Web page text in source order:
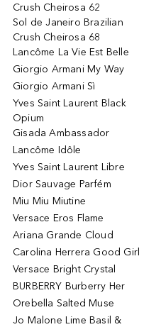
Crush Cheirosa 62
Sol de Janeiro Brazilian
Crush Cheirosa 68
Lancôme La Vie Est Belle
Giorgio Armani My Way
Giorgio Armani Sì
Yves Saint Laurent Black
Opium
Gisada Ambassador
Lancôme Idôle
Yves Saint Laurent Libre
Dior Sauvage Parfém
Miu Miu Miutine
Versace Eros Flame
Ariana Grande Cloud
Carolina Herrera Good Girl
Versace Bright Crystal
BURBERRY Burberry Her
Orebella Salted Muse
Jo Malone Lime Basil &